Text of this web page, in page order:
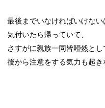
最後までいなければいけない
気付いたら帰っていて、
さすがに親族一同皆唖然とし
後から注意をする気力も起き